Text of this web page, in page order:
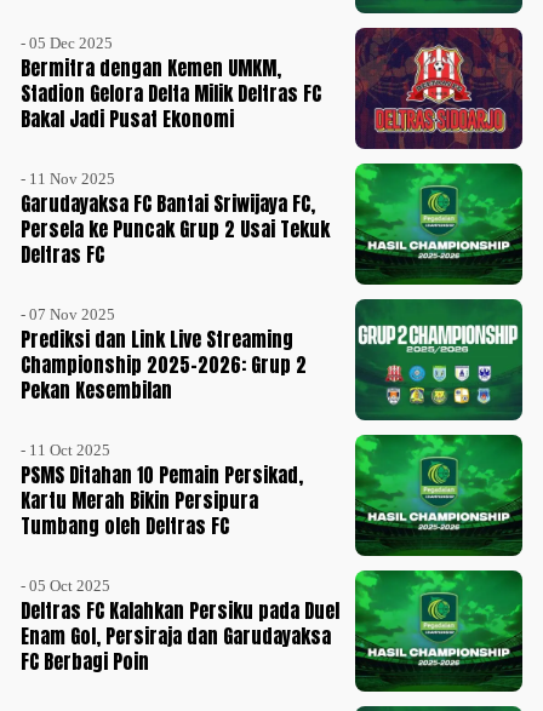
- 05 Dec 2025
Bermitra dengan Kemen UMKM,
Stadion Gelora Delta Milik Deltras FC
Bakal Jadi Pusat Ekonomi
- 11 Nov 2025
Garudayaksa FC Bantai Sriwijaya FC,
Persela ke Puncak Grup 2 Usai Tekuk
Deltras FC
- 07 Nov 2025
Prediksi dan Link Live Streaming
Championship 2025-2026: Grup 2
Pekan Kesembilan
- 11 Oct 2025
PSMS Ditahan 10 Pemain Persikad,
Kartu Merah Bikin Persipura
Tumbang oleh Deltras FC
- 05 Oct 2025
Deltras FC Kalahkan Persiku pada Duel
Enam Gol, Persiraja dan Garudayaksa
FC Berbagi Poin